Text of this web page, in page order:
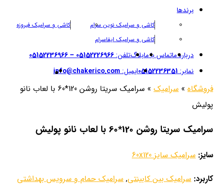
برندها
کاشی و سرامیک نوین سرام
کاشی و سرامیک فیروزه
کاشی و سرامیک ایفاسرام
درباره ماتماس با مابلاگتلفن:05152226966 – 05152236966
نمابر:05152236351ایمیل:info@chakerico.com
فروشگاه » سرامیک »
سرامیک سریتا روشن 120*60 با لعاب نانو
پولیش
سرامیک سریتا روشن 120*60 با لعاب نانو پولیش
سایز: سرامیک سایز 60x120
کاربرد: سرامیک بین کابینتی, سرامیک حمام و سرویس بهداشتی